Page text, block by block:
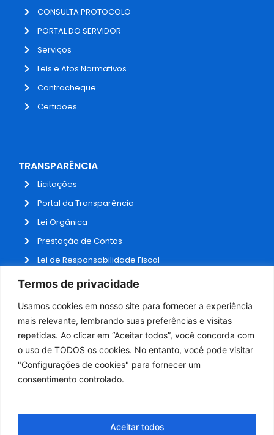
Termos de privacidade
Usamos cookies em nosso site para fornecer a experiência
mais relevante, lembrando suas preferências e visitas
repetidas. Ao clicar em “Aceitar todos”, você concorda com
o uso de TODOS os cookies. No entanto, você pode visitar
"Configurações de cookies" para fornecer um
consentimento controlado.
Aceitar todos
CONSULTA PROTOCOLO
PORTAL DO SERVIDOR
Serviços
Leis e Atos Normativos
Contracheque
Certidões
TRANSPARÊNCIA
Licitações
Portal da Transparência
Lei Orgânica
Prestação de Contas
Lei de Responsabilidade Fiscal
Receitas e Despesas
Fale Conosco
ADMINISTRAÇÃO
Webmail